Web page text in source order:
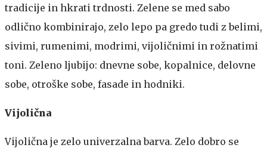
tradicije in hkrati trdnosti. Zelene se med sabo
odlično kombinirajo, zelo lepo pa gredo tudi z belimi,
sivimi, rumenimi, modrimi, vijoličnimi in rožnatimi
toni. Zeleno ljubijo: dnevne sobe, kopalnice, delovne
sobe, otroške sobe, fasade in hodniki.
Vijolična
Vijolična je zelo univerzalna barva. Zelo dobro se